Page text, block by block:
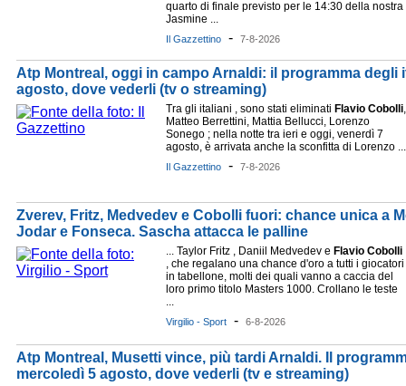
quarto di finale previsto per le 14:30 della nostra
Jasmine ...
Il Gazzettino - 7-8-2026
Atp Montreal, oggi in campo Arnaldi: il programma degli
agosto, dove vederli (tv o streaming)
Tra gli italiani , sono stati eliminati Flavio Cobolli,
Matteo Berrettini, Mattia Bellucci, Lorenzo
Sonego ; nella notte tra ieri e oggi, venerdì 7
agosto, è arrivata anche la sconfitta di Lorenzo ...
Il Gazzettino - 7-8-2026
Zverev, Fritz, Medvedev e Cobolli fuori: chance unica a
Jodar e Fonseca. Sascha attacca le palline
... Taylor Fritz , Daniil Medvedev e Flavio Cobolli
, che regalano una chance d'oro a tutti i giocatori
in tabellone, molti dei quali vanno a caccia del
loro primo titolo Masters 1000. Crollano le teste
...
Virgilio - Sport - 6-8-2026
Atp Montreal, Musetti vince, più tardi Arnaldi. Il
mercoledì 5 agosto, dove vederli (tv e streaming)